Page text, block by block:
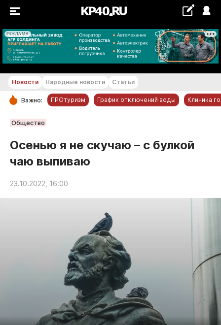
РЕКЛАМА
+28...+29 °С
РУБРИКИ
Новости компаний
Статьи
Народные новости
Авто и транспорт
Недвижимость и ЖКХ
Образование
Общество
Праздники
Новости Народные новости Статьи
Важно: ПРОтуризм График отключений воды Клиника
Общество
Осенью я не скучаю – с булкой
чаю выпиваю
23.10.2022, 16:00